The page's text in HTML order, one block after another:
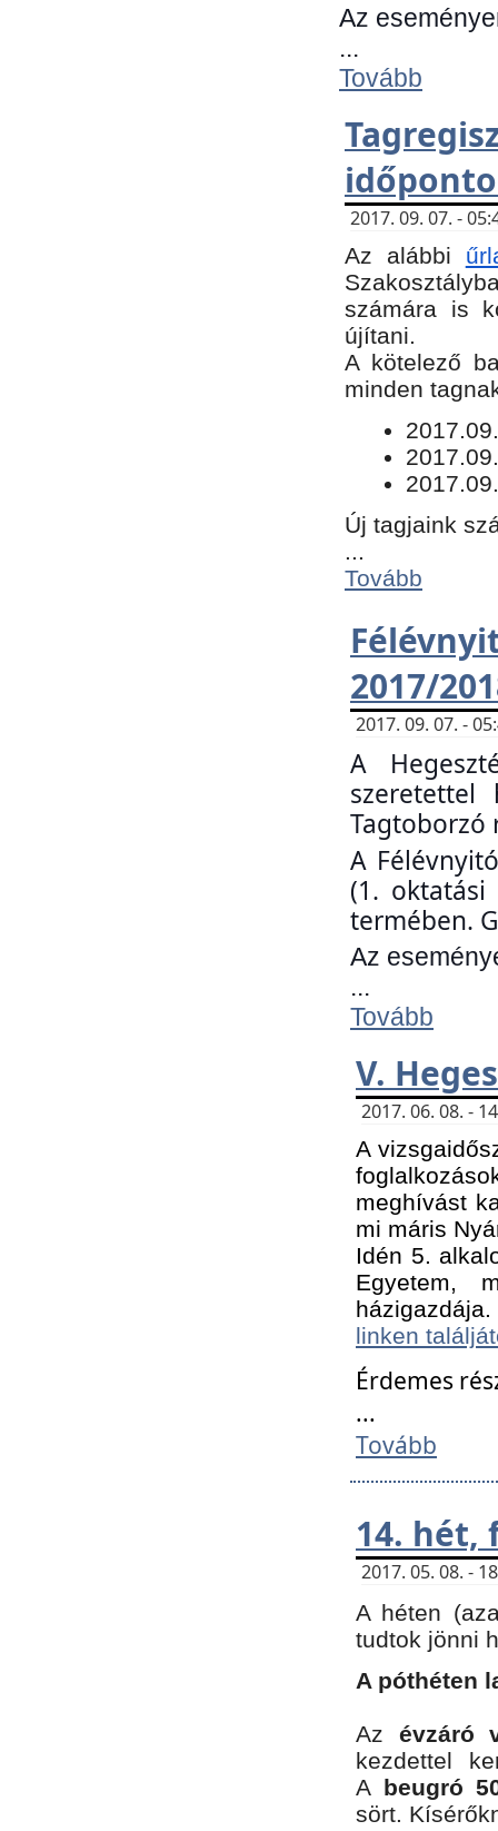
Az
...
Tovább
2017. 09. 07. -
Az alábbi
számára is
újítani.
​A kötelező
minden
Új tagjaink
Tovább
2017/
2017. 09. 07. -
A
Tagtoborzó
A
(1. oktatási
termében.
Az
...
Tovább
V.
2017. 06. 08. -
A
meghívást
mi máris
Idén 5.
Egyetem,
linken
Érdemes
...
Tovább
14. hét,
2017. 05. 08. -
A héten
tudtok jönni
A póthéten
Az évzáró
kezdettel
A beugró
sört.